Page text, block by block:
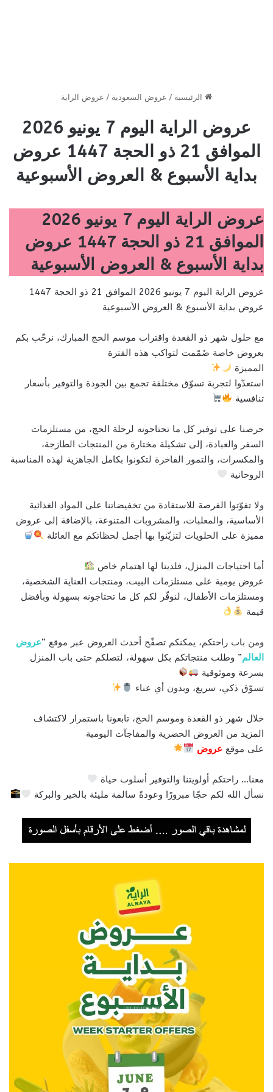
الرئيسية / عروض السعودية / عروض الراية
عروض الراية اليوم 7 يونيو 2026
الموافق 21 ذو الحجة 1447 عروض
بداية الأسبوع & العروض الأسبوعية
عروض الراية اليوم 7 يونيو 2026
الموافق 21 ذو الحجة 1447 عروض
بداية الأسبوع & العروض الأسبوعية
عروض الراية اليوم 7 يونيو 2026 الموافق 21 ذو الحجة 1447
عروض بداية الأسبوع & العروض الأسبوعية
مع حلول شهر ذو القعدة واقتراب موسم الحج المبارك، نرحّب بكم
بعروض خاصة صُمّمت لتواكب هذه الفترة
المميزة
استعدّوا لتجربة تسوّق مختلفة تجمع بين الجودة والتوفير بأسعار
تنافسية
حرصنا على توفير كل ما تحتاجونه لرحلة الحج، من مستلزمات
السفر والعبادة، إلى تشكيلة مختارة من المنتجات الطازجة،
والمكسرات، والتمور الفاخرة لتكونوا بكامل الجاهزية لهذه المناسبة
الروحانية
ولا تفوّتوا الفرصة للاستفادة من تخفيضاتنا على المواد الغذائية
الأساسية، والمعلبات، والمشروبات المتنوعة، بالإضافة إلى عروض
مميزة على الحلويات لتزيّنوا بها أجمل لحظاتكم مع العائلة
أما احتياجات المنزل، فلدينا لها اهتمام خاص
عروض يومية على مستلزمات البيت، ومنتجات العناية الشخصية،
ومستلزمات الأطفال، لنوفّر لكم كل ما تحتاجونه بسهولة وبأفضل
قيمة
ومن باب راحتكم، يمكنكم تصفّح أحدث العروض عبر موقع “عروض
العالم” وطلب منتجاتكم بكل سهولة، لتصلكم حتى باب المنزل
بسرعة وموثوقية
تسوّق ذكي، سريع، وبدون أي عناء
خلال شهر ذو القعدة وموسم الحج، تابعونا باستمرار لاكتشاف
المزيد من العروض الحصرية والمفاجآت اليومية
على موقع عروض
معنا… راحتكم أولويتنا والتوفير أسلوب حياة
نسأل الله لكم حجًا مبرورًا وعودةً سالمة مليئة بالخير والبركة